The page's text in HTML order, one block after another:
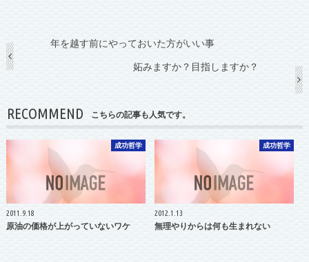
年を越す前にやっておいた方がいい事
妬みますか？目指しますか？
RECOMMEND こちらの記事も人気です。
成功哲学
2011.9.18
原油の価格が上がっていないワケ
成功哲学
2012.1.13
無理やりからは何も生まれない